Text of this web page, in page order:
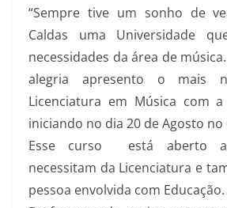
“Sempre tive um sonho de
Caldas uma Universidade
necessidades da área de
alegria apresento o mais
Licenciatura em Música com
iniciando no dia 20 de Agosto no
Esse curso está aberto
necessitam da Licenciatura e
pessoa envolvida com